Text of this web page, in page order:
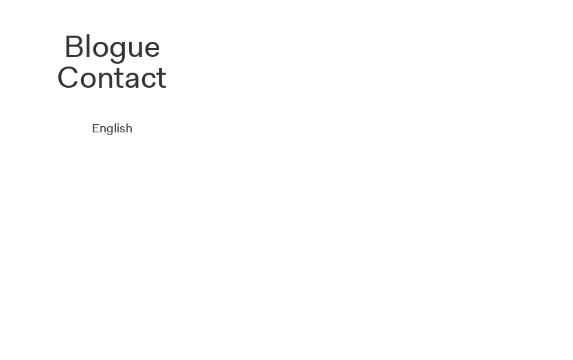
Blogue
Contact
English